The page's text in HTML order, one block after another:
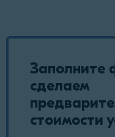
Заполните
сделаем
стоимости